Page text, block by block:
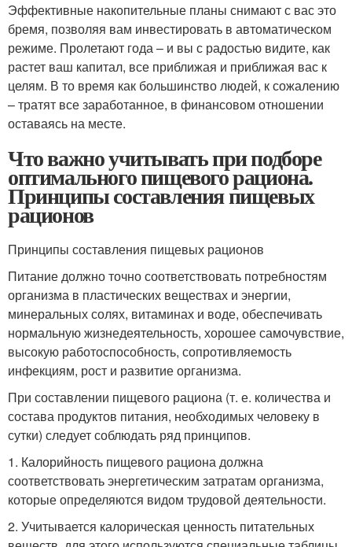
Эффективные накопительные планы снимают с вас это
бремя, позволяя вам инвестировать в автоматическом
режиме. Пролетают года – и вы с радостью видите, как
растет ваш капитал, все приближая и приближая вас к
целям. В то время как большинство людей, к сожалению
– тратят все заработанное, в финансовом отношении
оставаясь на месте.
Что важно учитывать при подборе
оптимального пищевого рациона.
Принципы составления пищевых
рационов
Принципы составления пищевых рационов
Питание должно точно соответствовать потребностям
организма в пластических веществах и энергии,
минеральных солях, витаминах и воде, обеспечивать
нормальную жизнедеятельность, хорошее самочувствие,
высокую работоспособность, сопротивляемость
инфекциям, рост и развитие организма.
При составлении пищевого рациона (т. е. количества и
состава продуктов питания, необходимых человеку в
сутки) следует соблюдать ряд принципов.
1. Калорийность пищевого рациона должна
соответствовать энергетическим затратам организма,
которые определяются видом трудовой деятельности.
2. Учитывается калорическая ценность питательных